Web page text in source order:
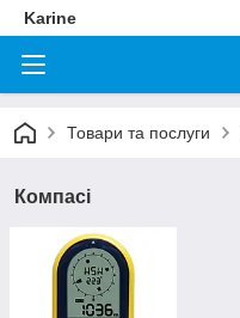
Karine
Товари та послуги
Компасі